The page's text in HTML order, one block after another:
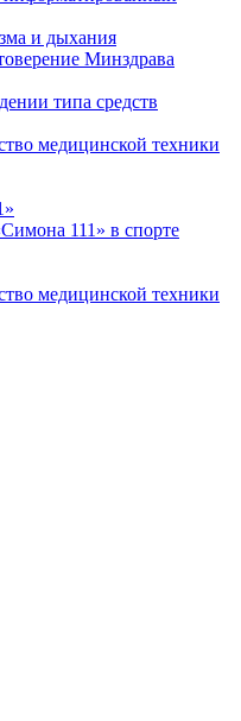
и дыхания
Минздрава
типа средств
медицинской техники
111» в спорте
медицинской техники